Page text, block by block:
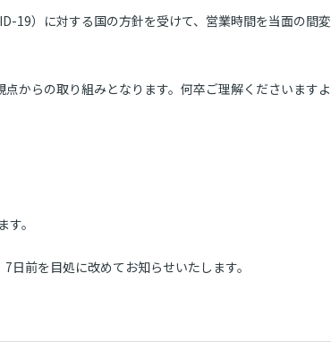
19）に対する国の方針を受けて、営業時間を当面の間変
からの取り組みとなります。何卒ご理解くださいますよ
。
前を目処に改めてお知らせいたします。